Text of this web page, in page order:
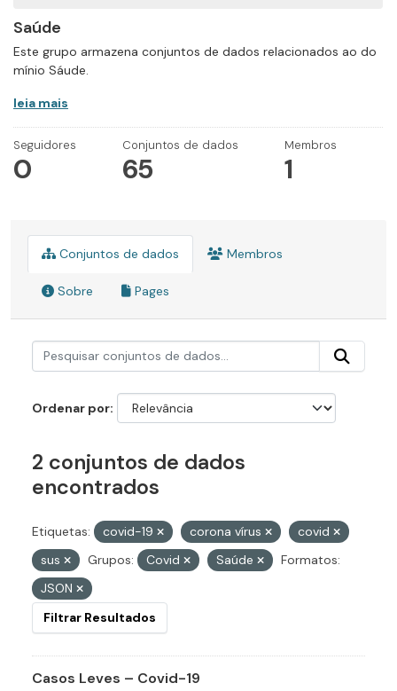
Saúde
Este grupo armazena conjuntos de dados relacionados ao do
mínio Sáude.
leia mais
Seguidores
0
Conjuntos de dados
65
Membros
1
Conjuntos de dados Membros
Sobre Pages
Ordenar por
2 conjuntos de dados
encontrados
Etiquetas: covid-19 corona vírus
covid
sus
Grupos: Covid Saúde
Formatos:
JSON
Filtrar Resultados
Casos Leves – Covid-19